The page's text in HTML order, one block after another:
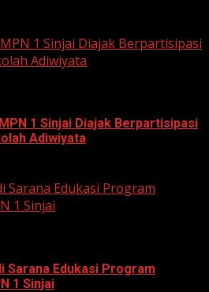
1 Sinjai Diajak Berpartisipasi
Adiwiyata
1 Sinjai Diajak Berpartisipasi
Adiwiyata
Sarana Edukasi Program
1 Sinjai
Sarana Edukasi Program
1 Sinjai